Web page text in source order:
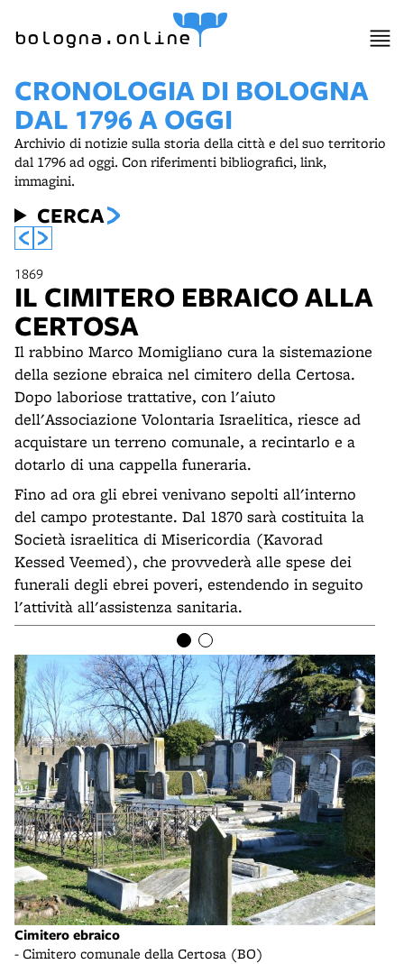
bologna.online
CRONOLOGIA DI BOLOGNA
DAL 1796 A OGGI
Archivio di notizie sulla storia della città e del suo territorio
dal 1796 ad oggi. Con riferimenti bibliografici, link,
immagini.
CERCA
1869
IL CIMITERO EBRAICO ALLA
CERTOSA
Il rabbino Marco Momigliano cura la sistemazione
della sezione ebraica nel cimitero della Certosa.
Dopo laboriose trattative, con l'aiuto
dell'Associazione Volontaria Israelitica, riesce ad
acquistare un terreno comunale, a recintarlo e a
dotarlo di una cappella funeraria.
Fino ad ora gli ebrei venivano sepolti all'interno
del campo protestante. Dal 1870 sarà costituita la
Società israelitica di Misericordia (Kavorad
Kessed Veemed), che provvederà alle spese dei
funerali degli ebrei poveri, estendendo in seguito
l'attività all'assistenza sanitaria.
Cimitero ebraico
- Cimitero comunale della Certosa (BO)